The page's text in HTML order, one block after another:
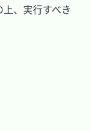
、実行すべき